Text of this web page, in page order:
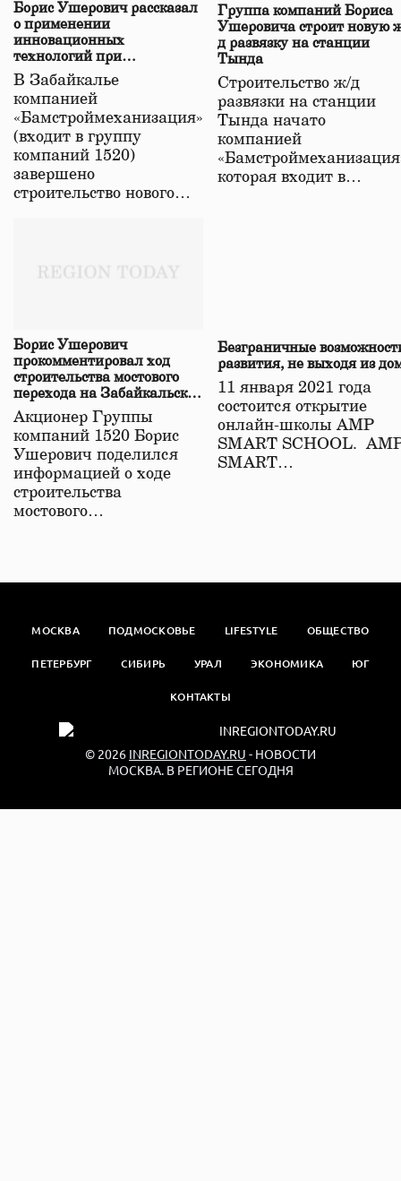
Борис Ушерович рассказал
о применении
инновационных
технологий при
строительстве нового моста
в Забайкалье
В Забайкалье
компанией
«Бамстроймеханизация»
(входит в группу
компаний 1520)
завершено
строительство нового…
Группа компаний Бориса
Ушеровича строит новую
д развязку на станции
Тында
Строительство ж/д
развязки на станции
Тында начато
компанией
которая входит в…
Борис Ушерович
прокомментировал ход
строительства мостового
перехода на Забайкальской
железной дороге
Акционер Группы
компаний 1520 Борис
Ушерович поделился
информацией о ходе
строительства
мостового…
Безграничные
развития, не выходя из
11 января 2021 года
состоится открытие
онлайн-школы АМР
SMART SCHOOL.
SMART…
МОСКВА ПОДМОСКОВЬЕ LIFESTYLE ОБЩЕСТВО
ПЕТЕРБУРГ СИБИРЬ УРАЛ ЭКОНОМИКА ЮГ
КОНТАКТЫ
© 2026 INREGIONTODAY.RU - НОВОСТИ
МОСКВА. В РЕГИОНЕ СЕГОДНЯ